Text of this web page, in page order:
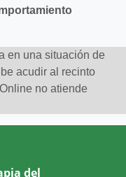
en una situación de
acudir al recinto
no atiende
del